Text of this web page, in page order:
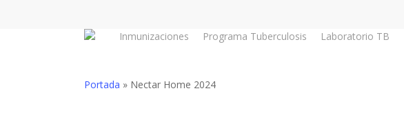
Inmunizaciones Programa Tuberculosis Laboratorio TB
Portada » Nectar Home 2024